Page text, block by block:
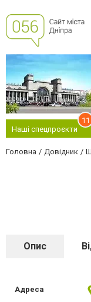
Наші спецпроєкти
11
Головна Довідник
Опис
Адреса